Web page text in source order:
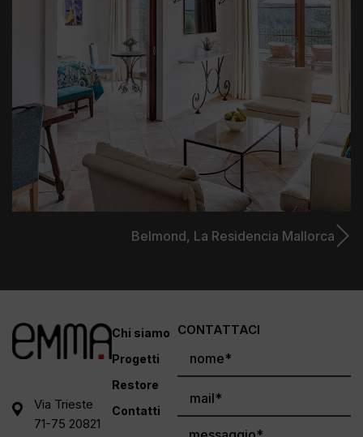
Belmond, La Residencia Mallorca
Via Trieste
71-75 20821
Chi siamo
Progetti
Restore
Contatti
CONTATTACI